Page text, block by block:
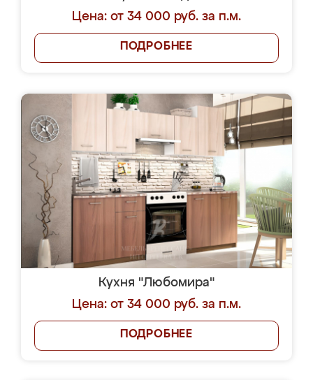
Цена: от 34 000 руб. за п.м.
ПОДРОБНЕЕ
Кухня "Любомира"
Цена: от 34 000 руб. за п.м.
ПОДРОБНЕЕ